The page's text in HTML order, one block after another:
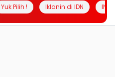
Yuk Pilih ! Iklanin di IDN